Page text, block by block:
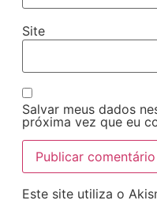
Site
Salvar meus dados
próxima vez que eu
Este site utiliza o